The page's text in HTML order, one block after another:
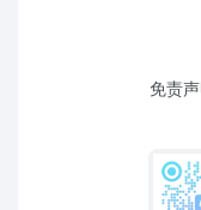
免责